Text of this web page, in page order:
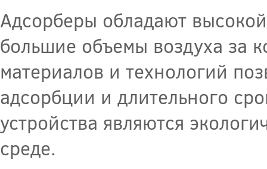
Адсорберы обладают
большие объемы воздуха за
материалов и технологий
адсорбции и длительного
устройства являются
среде.